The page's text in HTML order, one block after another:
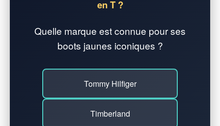
en T ?
Quelle marque est connue pour ses
boots jaunes iconiques ?
Tommy Hilfiger
Timberland